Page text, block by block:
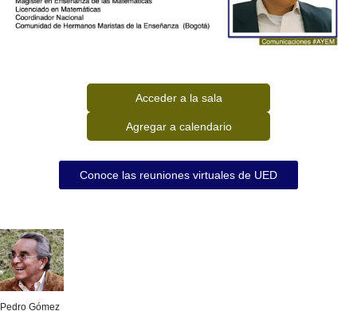
Acceder a la sala
Agregar a calendario
Conoce las reuniones virtuales de UED
Pedro Gómez